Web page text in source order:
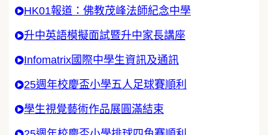
HK01報道：佛教茂峰法師紀念中學
升中英語模擬面試暨升中家長講座
Infomatrix國際中學生資訊及通訊
25週年校慶盃小學五人足球賽順利
學生視覺藝術作品展圓滿結束